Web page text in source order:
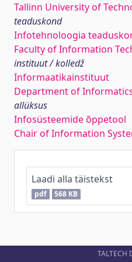
Tallinn University of
teaduskond
Infotehnoloogia
Faculty of Information
instituut / kolledž
Informaatikainstituut
Department of
allüksus
Infosüsteemide õppetool
Chair of Information
Laadi alla täistekst
pdf 568 KB
TALTECH